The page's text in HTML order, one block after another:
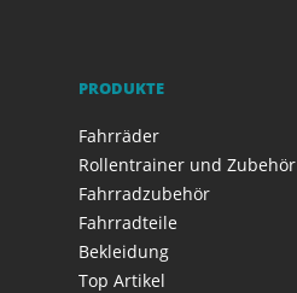
PRODUKTE
Fahrräder
Rollentrainer und Zubehör
Fahrradzubehör
Fahrradteile
Bekleidung
Top Artikel